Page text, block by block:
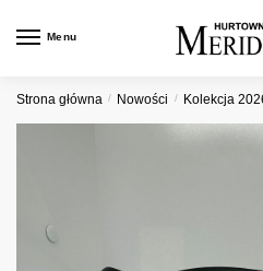
Menu
Strona główna / Nowości / Kolekcja